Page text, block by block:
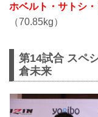
ホベルト・サトシ
（70.85kg）
第14試合 スペ
倉未来